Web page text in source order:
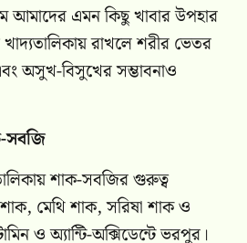
আমাদের এমন কিছু খাবার উপহার
রাখলে শরীর ভেতর
অসুখ-বিসুখের সম্ভাবনাও
সবজি
শাক-সবজির গুরুত্ব
মেথি শাক, সরিষা শাক ও
ও অ্যান্টি-অক্সিডেন্টে ভরপুর।